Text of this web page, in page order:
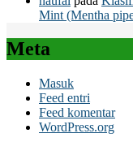
Mint (Mentha
Meta
Masuk
Feed entri
Feed komentar
WordPress.org